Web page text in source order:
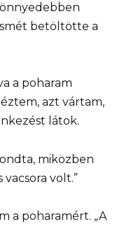
betöltötte a
a poharam
azt vártam,
látok.
miközben
volt.”
a poharamért. „A